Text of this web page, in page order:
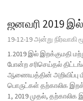
ஜனவரி 2019
19-12-19 அன்று நிர்வாகி
1.2019 இல் இறக்குமதி
போன்ற சரிசெய்தல்
ஆணையத்தின் அறிவிப்பு
பொருட்கள் தற்காலிக
1, 2019 முதல், தற்காலிக